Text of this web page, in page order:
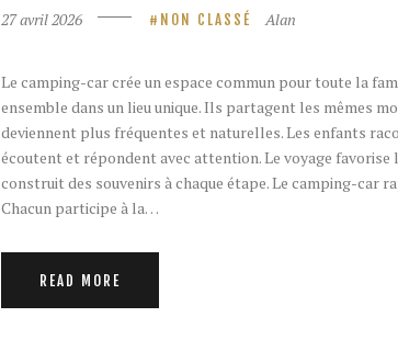
27 avril 2026 NON CLASSÉ Alan
Le camping-car crée un espace commun pour toute la
ensemble dans un lieu unique. Ils partagent les mêmes
deviennent plus fréquentes et naturelles. Les enfants
écoutent et répondent avec attention. Le voyage favorise
construit des souvenirs à chaque étape. Le camping-car
Chacun participe à la…
READ MORE